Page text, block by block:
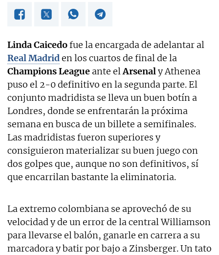
Linda Caicedofue la encargada de adelantar al
Real Madriden los cuartos de final de la
Champions League ante elArsenaly Athenea
puso el 2-0 definitivo en la segunda parte. El
conjunto madridista se lleva un buen botín a
Londres, donde se enfrentarán la próxima
semana en busca de un billete a semifinales.
Las madridistas fueron superiores y
consiguieron materializar su buen juego con
dos golpes que, aunque no son definitivos, sí
que encarrilan bastante la eliminatoria.
La extremo colombiana se aprovechó de su
velocidad y de un error de la central Williamson
para llevarse el balón, ganarle en carrera a su
marcadora y batir por bajo a Zinsberger. Un tato